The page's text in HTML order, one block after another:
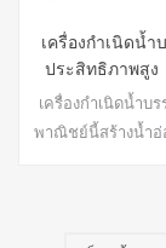
เครื่องกำเนิดน้ำ
ประสิทธิภาพสู
อุปกรณ์เชิงพาณิ
กับสิ่งแวดล้อม |
เครื่องกำเนิดน้ำบ
พาณิชย์นี้สร้างน้ำ